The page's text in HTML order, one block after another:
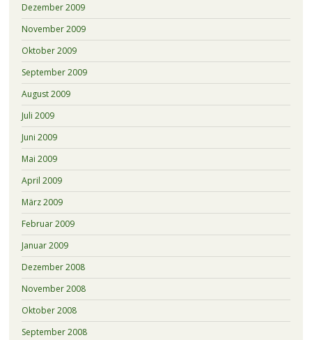
Dezember 2009
November 2009
Oktober 2009
September 2009
August 2009
Juli 2009
Juni 2009
Mai 2009
April 2009
März 2009
Februar 2009
Januar 2009
Dezember 2008
November 2008
Oktober 2008
September 2008